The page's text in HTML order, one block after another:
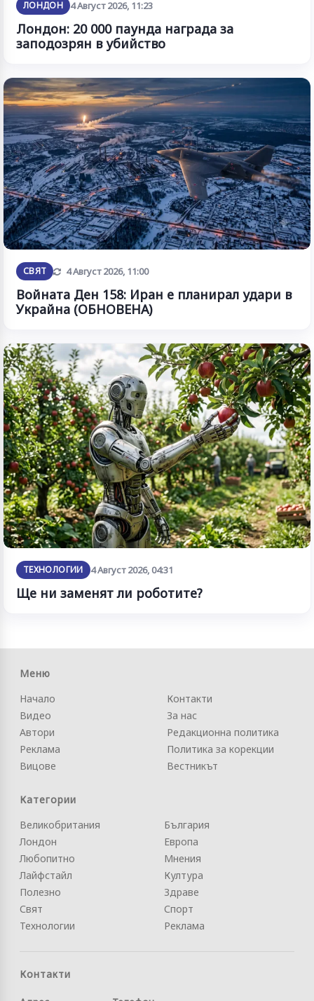
ЛОНДОН 4 Август 2026, 11:23
Лондон: 20 000 паунда награда за
заподозрян в убийство
СВЯТ Обновена
4 Август 2026, 11:00
Войната Ден 158: Иран е планирал удари в
Украйна (ОБНОВЕНА)
ТЕХНОЛОГИИ 4 Август 2026, 04:31
Ще ни заменят ли роботите?
Меню
Начало
Видео
Автори
Реклама
Вицове
Контакти
За нас
Редакционна политика
Политика за корекции
Вестникът
Категории
Великобритания
Лондон
Любопитно
Лайфстайл
Полезно
Свят
Технологии
България
Европа
Мнения
Култура
Здраве
Спорт
Реклама
Контакти